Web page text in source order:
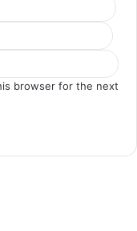
browser for the next